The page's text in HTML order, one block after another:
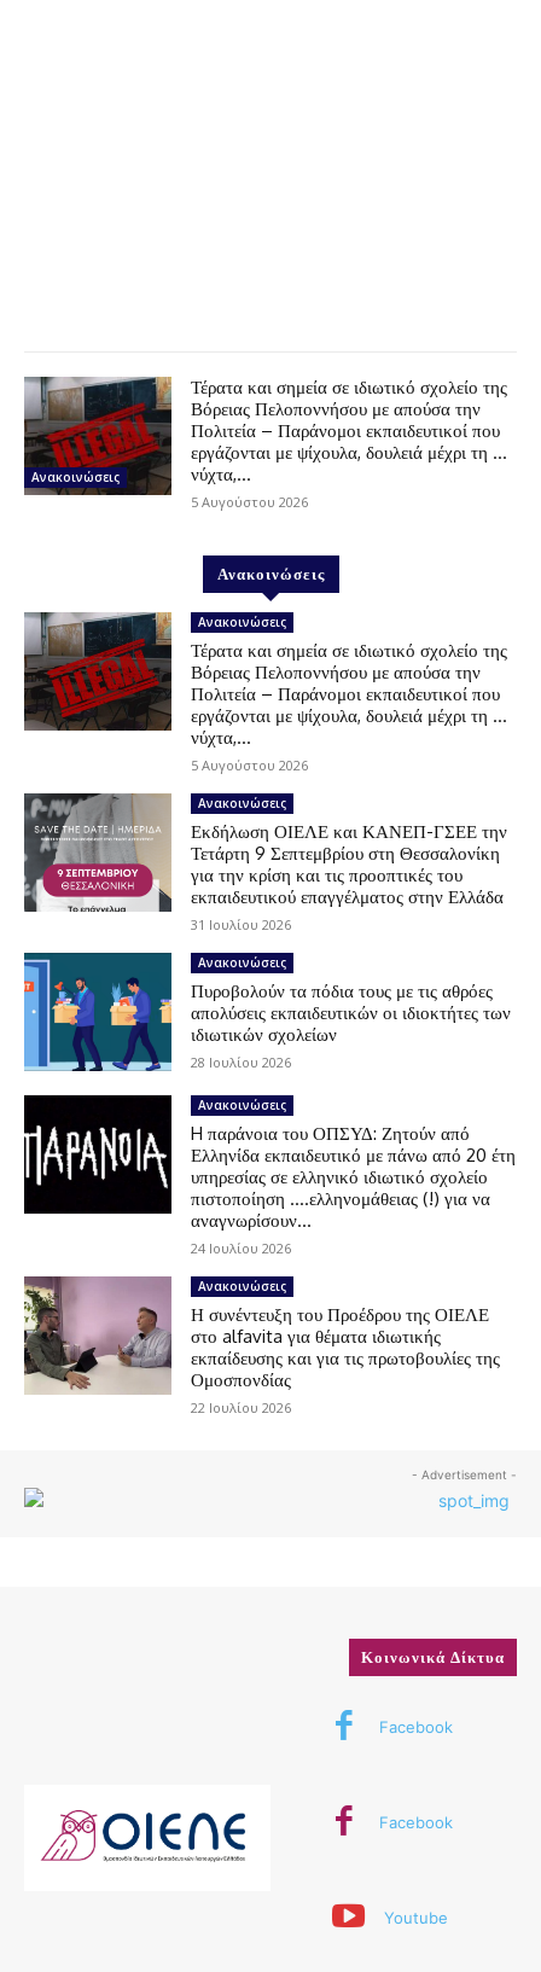
Ανακοινώσεις
Τέρατα και σημεία σε ιδιωτικό σχολείο της
Βόρειας Πελοποννήσου με απούσα την
Πολιτεία – Παράνομοι εκπαιδευτικοί που
εργάζονται με ψίχουλα, δουλειά μέχρι τη …
νύχτα,...
5 Αυγούστου 2026
Ανακοινώσεις
Ανακοινώσεις
Τέρατα και σημεία σε ιδιωτικό σχολείο της
Βόρειας Πελοποννήσου με απούσα την
Πολιτεία – Παράνομοι εκπαιδευτικοί που
εργάζονται με ψίχουλα, δουλειά μέχρι τη …
νύχτα,...
5 Αυγούστου 2026
Ανακοινώσεις
Εκδήλωση ΟΙΕΛΕ και ΚΑΝΕΠ-ΓΣΕΕ την
Τετάρτη 9 Σεπτεμβρίου στη Θεσσαλονίκη
για την κρίση και τις προοπτικές του
εκπαιδευτικού επαγγέλματος στην Ελλάδα
31 Ιουλίου 2026
Ανακοινώσεις
Πυροβολούν τα πόδια τους με τις αθρόες
απολύσεις εκπαιδευτικών οι ιδιοκτήτες των
ιδιωτικών σχολείων
28 Ιουλίου 2026
Ανακοινώσεις
H παράνοια του ΟΠΣΥΔ: Ζητούν από
Ελληνίδα εκπαιδευτικό με πάνω από 20 έτη
υπηρεσίας σε ελληνικό ιδιωτικό σχολείο
πιστοποίηση ….ελληνομάθειας (!) για να
αναγνωρίσουν...
24 Ιουλίου 2026
Ανακοινώσεις
Η συνέντευξη του Προέδρου της ΟΙΕΛΕ
στο alfavita για θέματα ιδιωτικής
εκπαίδευσης και για τις πρωτοβουλίες της
Ομοσπονδίας
22 Ιουλίου 2026
- Advertisement -
Κοινωνικά Δίκτυα
Facebook
Facebook
Youtube